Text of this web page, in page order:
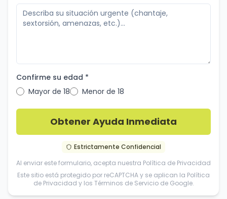
Confirme su edad *
Mayor de 18
Menor de 18
Obtener Ayuda Inmediata
Estrictamente Confidencial
Al enviar este formulario, acepta nuestra Política de Privacidad
Este sitio está protegido por reCAPTCHA y se aplican la Política
de Privacidad y los Términos de Servicio de Google.